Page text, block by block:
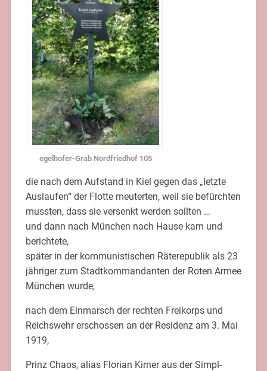
egelhofer-Grab Nordfriedhof 105
die nach dem Aufstand in Kiel gegen das „letzte
Auslaufen“ der Flotte meuterten, weil sie befürchten
mussten, dass sie versenkt werden sollten …
und dann nach München nach Hause kam und
berichtete,
später in der kommunistischen Räterepublik als 23
jähriger zum Stadtkommandanten der Roten Armee
München wurde,
nach dem Einmarsch der rechten Freikorps und
Reichswehr erschossen an der Residenz am 3. Mai
1919,
Prinz Chaos, alias Florian Kirner aus der Simpl-